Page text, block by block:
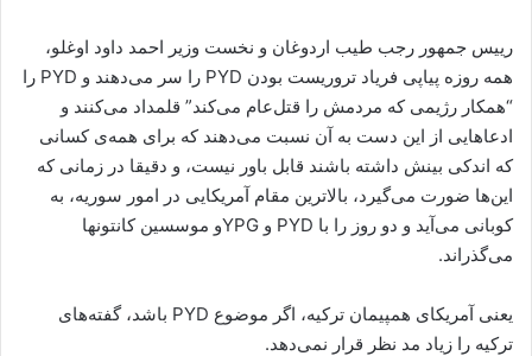
رییس جمهور رجب طیب اردوغان و نخست وزیر احمد داود اوغلو،
همە روزە پیاپی فریاد تروریست بودن PYD را سر می‌دهند و PYD را
“همکار رژیمی کە مردمش را قتل‌عام می‌کند” قلمداد می‌کنند و
ادعاهایی از این دست بە آن نسبت می‌دهند کە برای همەی کسانی
کە اندکی بینش داشتە باشند قابل باور نیست، و دقیقا در زمانی کە
این‌ها ضورت می‌گیرد، بالاترین مقام آمریکایی در امور سوریە، بە
کوبانی می‌آید و دو روز را با PYD و YPGو موسسین کانتونها
می‌گذراند.
یعنی آمریکای همپیمان ترکیە، اگر موضوع PYD باشد، گفتەهای
ترکیە را زیاد مد نظر قرار نمی‌دهد.